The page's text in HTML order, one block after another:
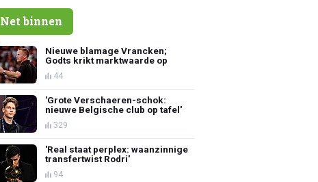
Net binnen
Nieuwe blamage Vrancken;
Godts krikt marktwaarde op
44
'Grote Verschaeren-schok:
nieuwe Belgische club op tafel'
329
'Real staat perplex: waanzinnige
transfertwist Rodri'
94